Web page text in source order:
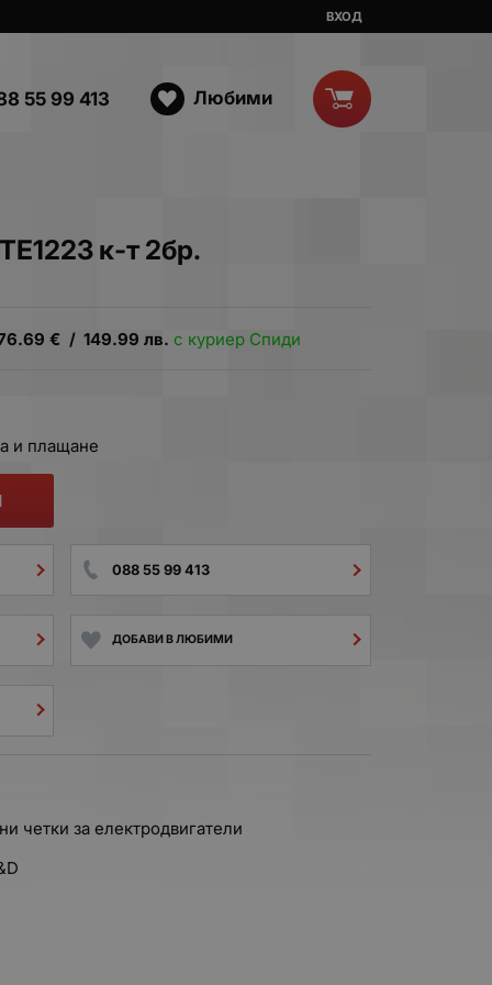
ВХОД
55 99 413 Любими
к-т 2бр.
€ / 149.99 лв. с куриер Спиди
и плащане
088 55 99 413
ДОБАВИ В ЛЮБИМИ
четки за електродвигатели